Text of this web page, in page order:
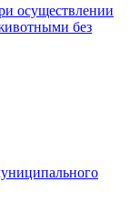
осуществлении
без